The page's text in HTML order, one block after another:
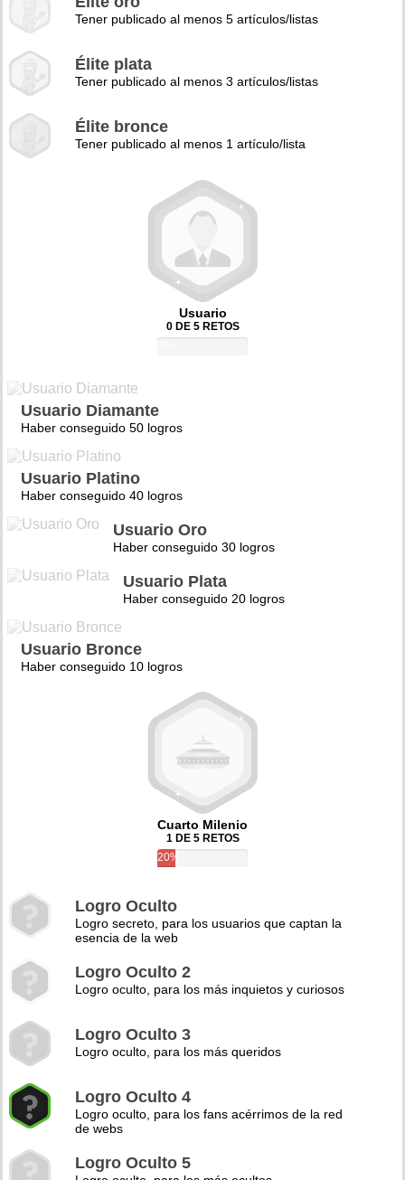
Tener publicado al menos 5 artículos/listas
Élite plata
Tener publicado al menos 3 artículos/listas
Élite bronce
Tener publicado al menos 1 artículo/lista
Usuario
0 DE 5 RETOS
Usuario Diamante
Haber conseguido 50 logros
Usuario Platino
Haber conseguido 40 logros
Usuario Oro
Haber conseguido 30 logros
Usuario Plata
Haber conseguido 20 logros
Usuario Bronce
Haber conseguido 10 logros
Cuarto Milenio
1 DE 5 RETOS
20%
Logro Oculto
Logro secreto, para los usuarios que captan la
esencia de la web
Logro Oculto 2
Logro oculto, para los más inquietos y curiosos
Logro Oculto 3
Logro oculto, para los más queridos
Logro Oculto 4
Logro oculto, para los fans acérrimos de la red
de webs
Logro Oculto 5